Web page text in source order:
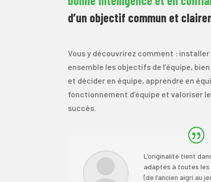
d’un objectif commun et
Vous y découvrirez comment :
ensemble les objectifs de l’équipe,
et décider en équipe, apprendre en
fonctionnement d’équipe et valoriser
succès.
L’originalité tient
adaptés à toutes
(de l’ancien aigri au